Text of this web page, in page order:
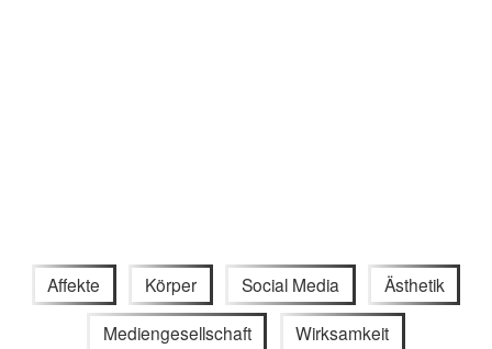
Affekte Körper Social Media Ästhetik
Mediengesellschaft Wirksamkeit